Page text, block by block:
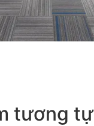
tương tự